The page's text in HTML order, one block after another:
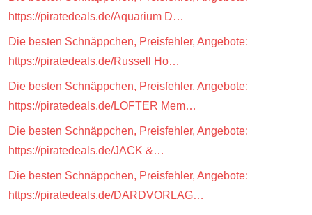
https://piratedeals.de/Aquarium D…
Die besten Schnäppchen, Preisfehler, Angebote:
https://piratedeals.de/Russell Ho…
Die besten Schnäppchen, Preisfehler, Angebote:
https://piratedeals.de/LOFTER Mem…
Die besten Schnäppchen, Preisfehler, Angebote:
https://piratedeals.de/JACK &…
Die besten Schnäppchen, Preisfehler, Angebote:
https://piratedeals.de/DARDVORLAG…